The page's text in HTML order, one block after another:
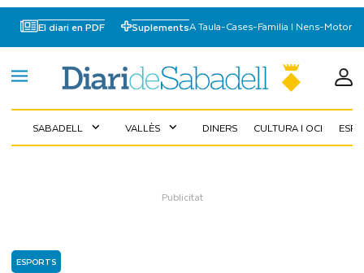
El diari en PDF SuplementsA Taula-Cases-Familia I Nens-Motor
SABADELL expand_more VALLÈS expand_more DINERS CULTURA I OCI
ESPORTS